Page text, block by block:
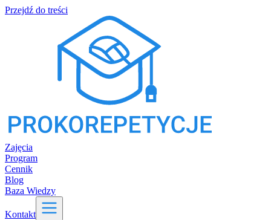
Przejdź do treści
Zajęcia
Program
Cennik
Blog
Baza Wiedzy
Kontakt